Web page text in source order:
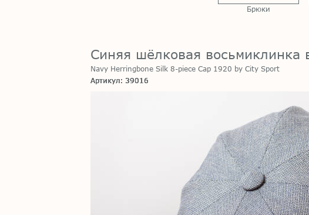
Брюки
Синяя шёлковая
Navy Herringbone Silk 8-piece Cap 1920 by City Sport
Артикул: 39016